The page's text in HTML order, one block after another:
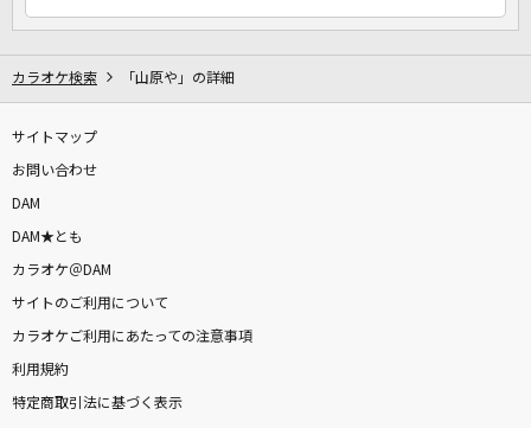
カラオケ検索 「山原や」の詳細
サイトマップ
お問い合わせ
DAM
DAM★とも
カラオケ＠DAM
サイトのご利用について
カラオケご利用にあたっての注意事項
利用規約
特定商取引法に基づく表示